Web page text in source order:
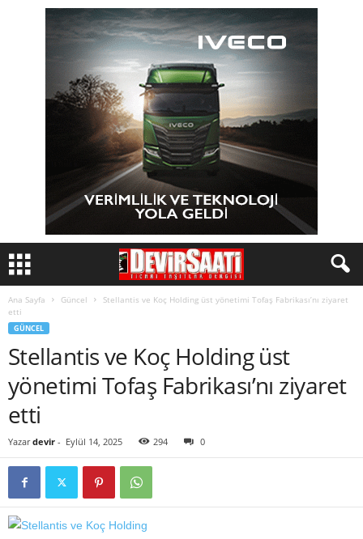
Ana Sayfa Güncel
Stellantis ve Koç Holding üst yönetimi Tofaş Fabrikası’nı ziyaret
etti
GÜNCEL
Stellantis ve Koç Holding üst
yönetimi Tofaş Fabrikası’nı ziyaret
etti
Yazar devir - Eylül 14, 2025 294 0